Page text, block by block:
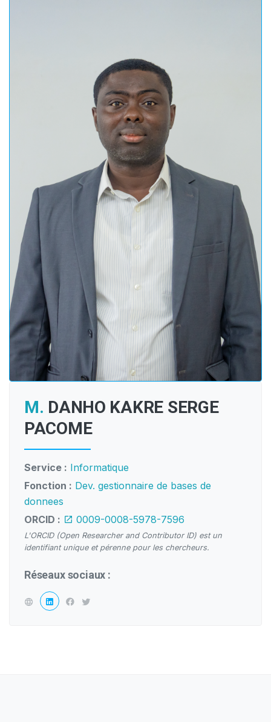
M. DANHO KAKRE SERGE
PACOME
Service : Informatique
Fonction : Dev. gestionnaire de bases de
donnees
ORCID :
0009-0008-5978-7596
L'ORCID (Open Researcher and Contributor ID) est un
identifiant unique et pérenne pour les chercheurs.
Réseaux sociaux :